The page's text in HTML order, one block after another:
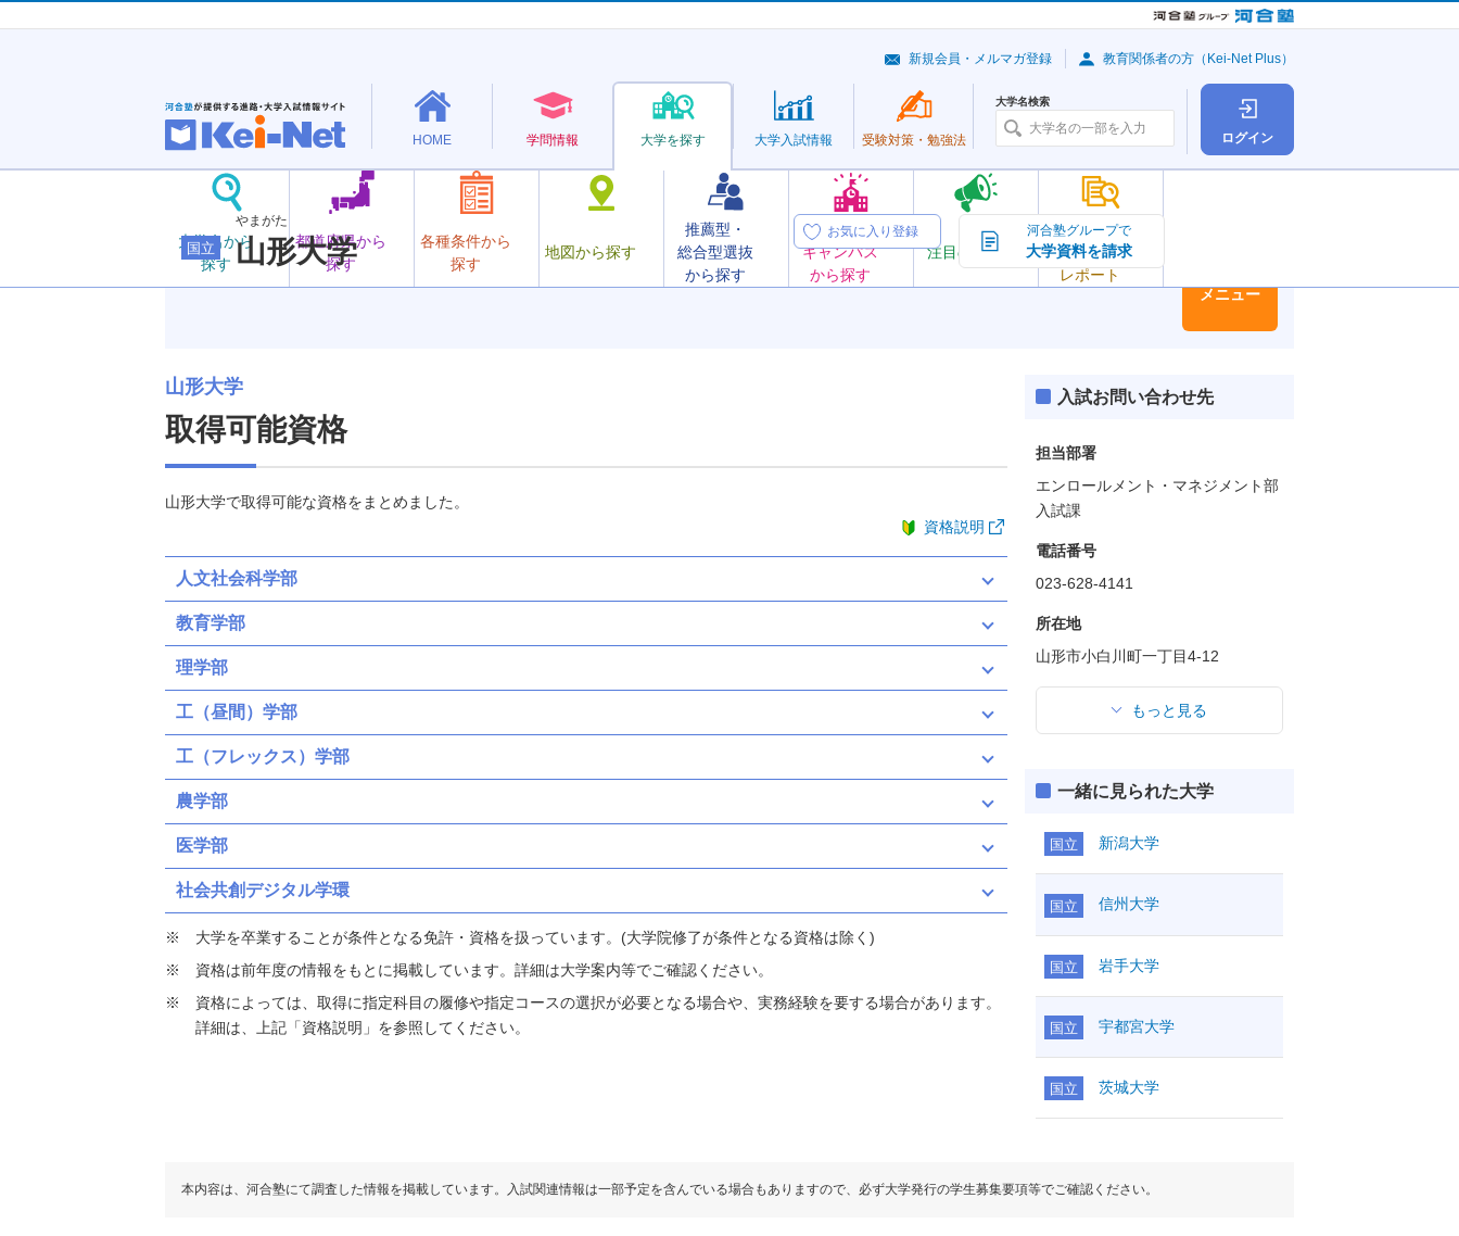
ログイン
HOME 学問情報 大学を探す
大学名から
探す
都道府県から
探す
各種条件から
探す
地図から探す
推薦型・
総合型選抜
から探す
オープン
キャンパス
から探す
注目の大学
大学の今
トピック＆
レポート
大学入試情報 受験対策・ 勉強法
大学名検索
新規会員・メルマガ登録 教育関係者の方（Kei-Net Plus）
国立
やまがた
山形大学
お気に入り登録 河合塾グループで
大学資料を請求
メニュー
山形大学
取得可能資格
山形大学で取得可能な資格をまとめました。
資格説明
人文社会科学部
教育学部
理学部
工（昼間）学部
工（フレックス）学部
農学部
医学部
社会共創デジタル学環
大学を卒業することが条件となる免許・資格を扱っています。(大学院修了が条件となる資格は除く)
資格は前年度の情報をもとに掲載しています。詳細は大学案内等でご確認ください。
資格によっては、取得に指定科目の履修や指定コースの選択が必要となる場合や、実務経験を要する場合があります。
詳細は、上記「資格説明」を参照してください。
入試お問い合わせ先
担当部署
エンロールメント・マネジメント部
入試課
電話番号
023-628-4141
所在地
山形市小白川町一丁目4-12
もっと見る
一緒に見られた大学
国立 新潟大学
国立 信州大学
国立 岩手大学
国立 宇都宮大学
国立 茨城大学
本内容は、河合塾にて調査した情報を掲載しています。入試関連情報は一部予定を含んでいる場合もありますので、必ず大学発行の学生募集要項等でご確認ください。